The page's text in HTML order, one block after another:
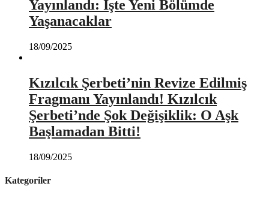
Yayınlandı: İşte Yeni Bölümde
Yaşanacaklar
18/09/2025
Kızılcık Şerbeti’nin Revize Edilmiş
Fragmanı Yayınlandı! Kızılcık
Şerbeti’nde Şok Değişiklik: O Aşk
Başlamadan Bitti!
18/09/2025
Kategoriler